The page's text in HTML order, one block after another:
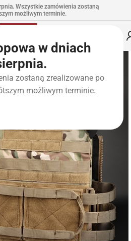
w dniach
zostaną zrealizowane po
możliwym terminie.
Wszystkie zamówienia zostaną
możliwym terminie.